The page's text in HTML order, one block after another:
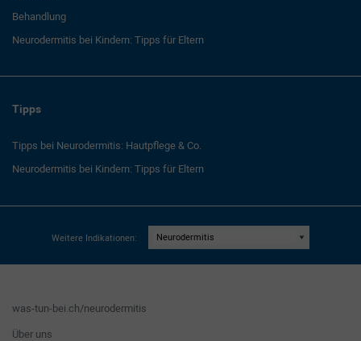
Behandlung
Neurodermitis bei Kindern: Tipps für Eltern
Tipps
Tipps bei Neurodermitis: Hautpflege & Co.
Neurodermitis bei Kindern: Tipps für Eltern
Weitere Indikationen:
was-tun-bei.ch/neurodermitis
Über uns